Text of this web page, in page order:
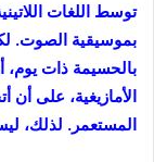
توسط اللغات
بموسيقية الصوت.
بالحسيمة ذات يوم،
الأمازيغية، على أن
المستعمر. لذلك،